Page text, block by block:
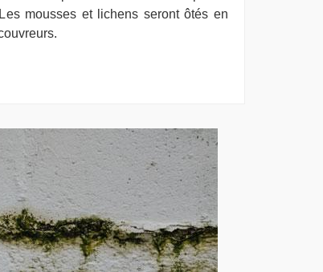
mousses et lichens seront ôtés en